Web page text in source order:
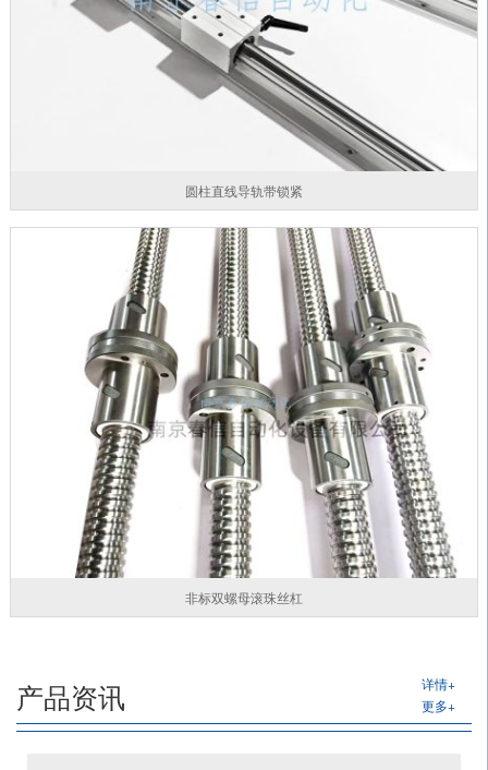
圆柱直线导轨带锁紧
非标双螺母滚珠丝杠
产品资讯 更多+
详情+